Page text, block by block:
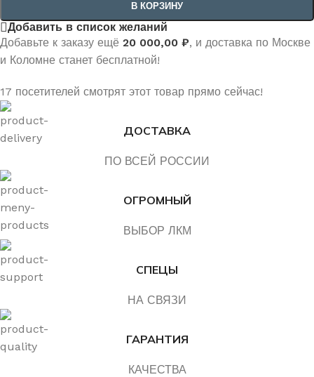
В КОРЗИНУ
Добавить в список желаний
Добавьте к заказу ещё 20 000,00 ₽, и доставка по Москве
и Коломне станет бесплатной!
17 посетителей смотрят этот товар прямо сейчас!
ДОСТАВКА
ПО ВСЕЙ РОССИИ
ОГРОМНЫЙ
ВЫБОР ЛКМ
СПЕЦЫ
НА СВЯЗИ
ГАРАНТИЯ
КАЧЕСТВА